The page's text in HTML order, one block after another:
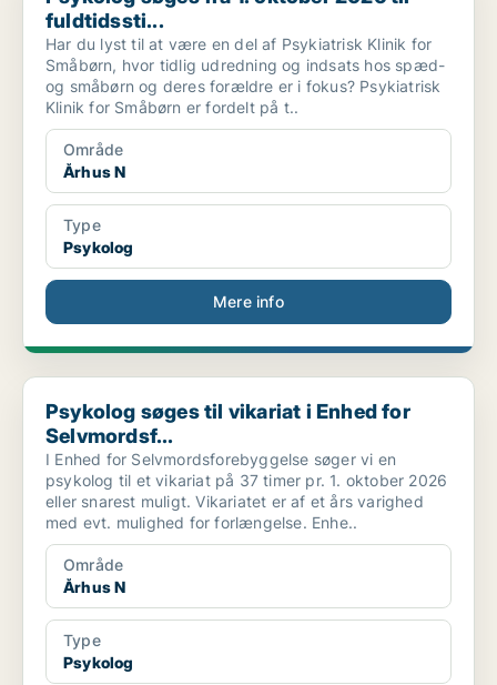
fuldtidssti...
Har du lyst til at være en del af Psykiatrisk Klinik for
Småbørn, hvor tidlig udredning og indsats hos spæd-
og småbørn og deres forældre er i fokus? Psykiatrisk
Klinik for Småbørn er fordelt på t..
Område
Århus N
Type
Psykolog
Mere info
Psykolog søges til vikariat i Enhed for Selvmordsf...
Psykolog søges til vikariat i Enhed for
Selvmordsf...
I Enhed for Selvmordsforebyggelse søger vi en
psykolog til et vikariat på 37 timer pr. 1. oktober 2026
eller snarest muligt. Vikariatet er af et års varighed
med evt. mulighed for forlængelse. Enhe..
Område
Århus N
Type
Psykolog